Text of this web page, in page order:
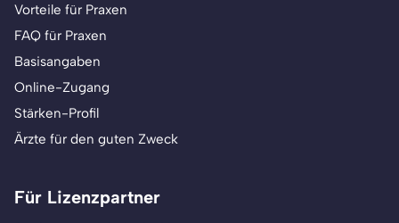
Vorteile für Praxen
FAQ für Praxen
Basisangaben
Online-Zugang
Stärken-Profil
Ärzte für den guten Zweck
Für Lizenzpartner